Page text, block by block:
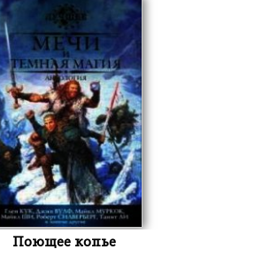
Поющее копье